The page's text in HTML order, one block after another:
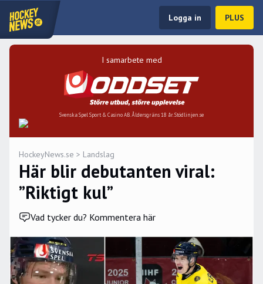
Logga in PLUS
I samarbete med
Svenska Spel Sport & Casino AB. Åldersgräns 18 år. Stödlinjen.se
HockeyNews.se > Landslag
Här blir debutanten viral:
”Riktigt kul”
Vad tycker du? Kommentera här